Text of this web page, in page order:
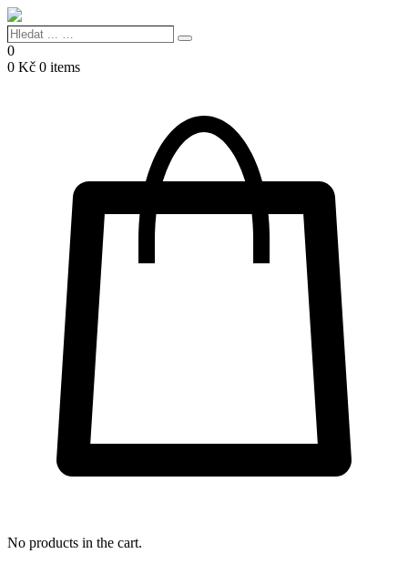
Hledat
...
…
Search
0
0 Kč 0 items
No products in the cart.